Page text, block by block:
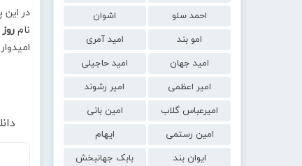
احمد سلو
اشوان
امو بند
امید آمری
امید جهان
امید حاجیلی
امیر اعظمی
امیر رشوند
امیرعباس گلاب
امین بانی
امین رستمی
ایهام
ایوان بند
بابک جهانبخش
در
نام